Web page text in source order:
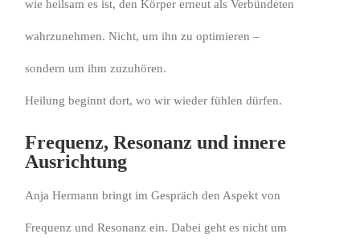
wie heilsam es ist, den Körper erneut als Verbündeten
wahrzunehmen. Nicht, um ihn zu optimieren –
sondern um ihm zuzuhören.
Heilung beginnt dort, wo wir wieder fühlen dürfen.
Frequenz, Resonanz und innere
Ausrichtung
Anja Hermann bringt im Gespräch den Aspekt von
Frequenz und Resonanz ein. Dabei geht es nicht um